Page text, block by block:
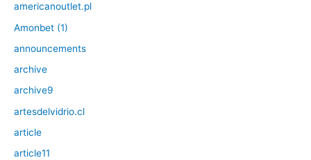
americanoutlet.pl
Amonbet (1)
announcements
archive
archive9
artesdelvidrio.cl
article
article11